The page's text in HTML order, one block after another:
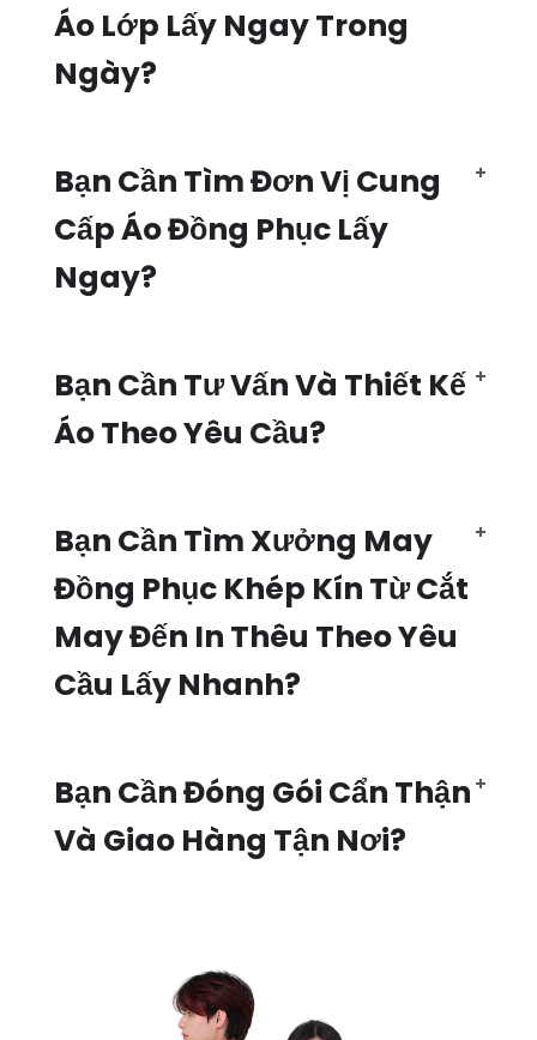
Áo Lớp Lấy Ngay Trong
Ngày?
Bạn Cần Tìm Đơn Vị Cung
Cấp Áo Đồng Phục Lấy
Ngay?
Bạn Cần Tư Vấn Và Thiết Kế
Áo Theo Yêu Cầu?
Bạn Cần Tìm Xưởng May
Đồng Phục Khép Kín Từ Cắt
May Đến In Thêu Theo Yêu
Cầu Lấy Nhanh?
Bạn Cần Đóng Gói Cẩn Thận
Và Giao Hàng Tận Nơi?